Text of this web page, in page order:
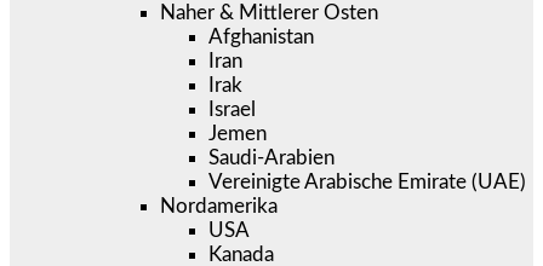
Naher & Mittlerer Osten
Afghanistan
Iran
Irak
Israel
Jemen
Saudi-Arabien
Vereinigte Arabische Emirate (UAE)
Nordamerika
USA
Kanada